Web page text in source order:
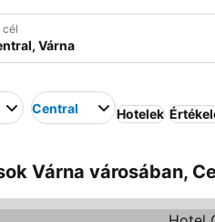
cél
Central Hotelek
Várna városában,